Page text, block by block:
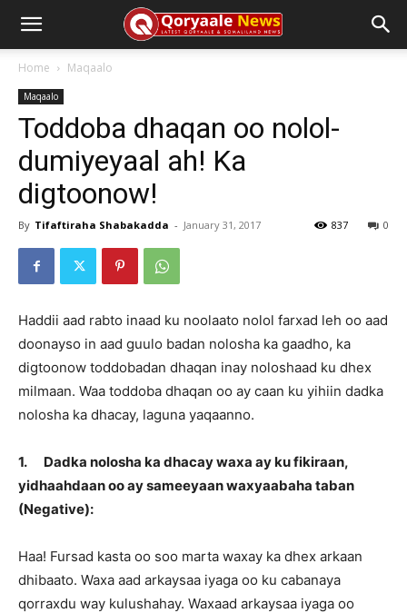
Home Maqaalo
Maqaalo
Toddoba dhaqan oo nolol-
dumiyeyaal ah! Ka
digtoonow!
By Tifaftiraha Shabakadda - January 31, 2017 0
837
Haddii aad rabto inaad ku noolaato nolol farxad leh oo aad
doonayso in aad guulo badan nolosha ka gaadho, ka
digtoonow toddobadan dhaqan inay noloshaad ku dhex
milmaan. Waa toddoba dhaqan oo ay caan ku yihiin dadka
nolosha ka dhacay, laguna yaqaanno.
1. Dadka nolosha ka dhacay waxa ay ku fikiraan,
yidhaahdaan oo ay sameeyaan waxyaabaha taban
(Negative):
Haa! Fursad kasta oo soo marta waxay ka dhex arkaan
dhibaato. Waxa aad arkaysaa iyaga oo ku cabanaya
qorraxdu way kulushahay. Waxaad arkaysaa iyaga oo